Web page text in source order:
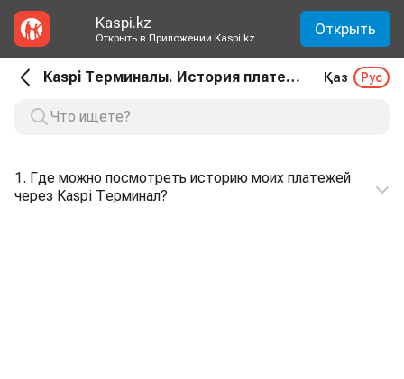
Kaspi.kz
Открыть в Приложении Kaspi.kz Открыть
Kaspi Терминалы. История платежей и чек Қаз Рус
1. Где можно посмотреть историю моих платежей
через Kaspi Терминал?